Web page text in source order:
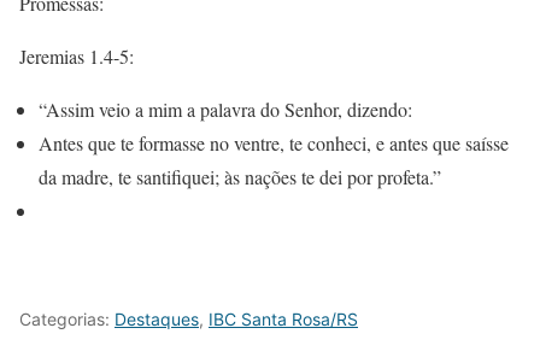
Jeremias 1.4-5:
“Assim veio a mim a palavra do Senhor, dizendo:
Antes que te formasse no ventre, te conheci, e antes que saísse
da madre, te santifiquei; às nações te dei por profeta.”
Categorias: Destaques, IBC Santa Rosa/RS